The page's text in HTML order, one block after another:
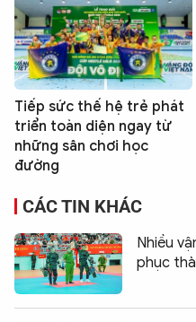
Tiếp sức thế hệ trẻ phát
triển toàn diện ngay từ
những sân chơi học
đường
CÁC TIN KHÁC
Nhiều
phục